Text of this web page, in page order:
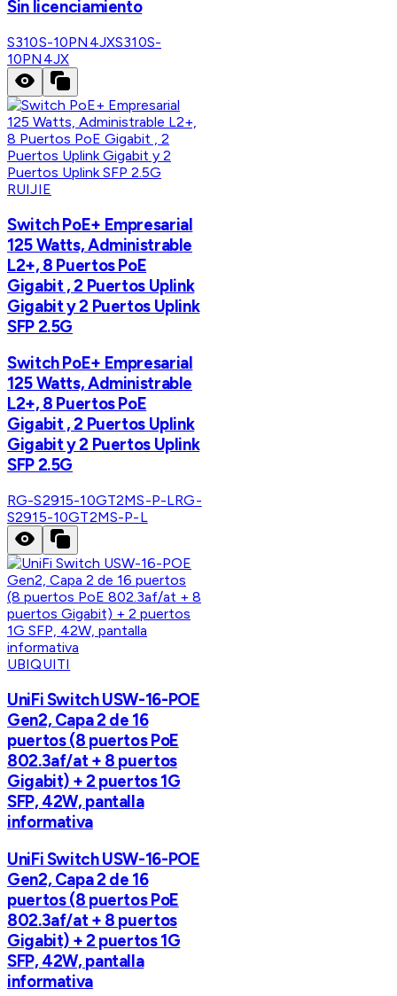
Sin licenciamiento
S310S-10PN4JXS310S-
10PN4JX
RUIJIE
Switch PoE+ Empresarial
125 Watts, Administrable
L2+, 8 Puertos PoE
Gigabit , 2 Puertos Uplink
Gigabit y 2 Puertos Uplink
SFP 2.5G
Switch PoE+ Empresarial
125 Watts, Administrable
L2+, 8 Puertos PoE
Gigabit , 2 Puertos Uplink
Gigabit y 2 Puertos Uplink
SFP 2.5G
RG-S2915-10GT2MS-P-LRG-
S2915-10GT2MS-P-L
UBIQUITI
UniFi Switch USW-16-POE
Gen2, Capa 2 de 16
puertos (8 puertos PoE
802.3af/at + 8 puertos
Gigabit) + 2 puertos 1G
SFP, 42W, pantalla
informativa
UniFi Switch USW-16-POE
Gen2, Capa 2 de 16
puertos (8 puertos PoE
802.3af/at + 8 puertos
Gigabit) + 2 puertos 1G
SFP, 42W, pantalla
informativa